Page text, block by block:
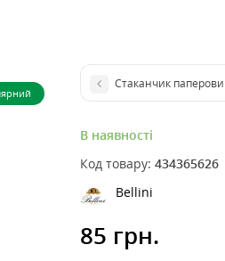
Стаканчик
В наявності
Код товару: 434365626
Bellini
85 грн.